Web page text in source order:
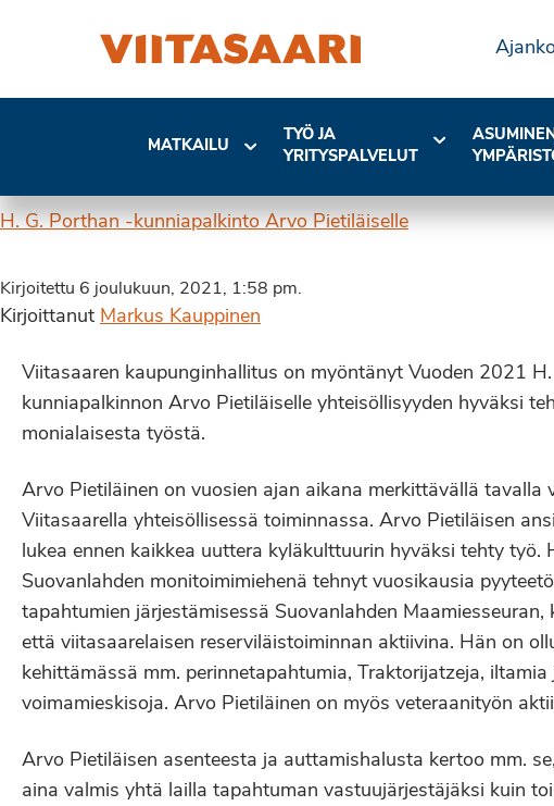
MATKAILU
TYÖ JA
YRITYSPALVELUT
H. G. Porthan -kunniapalkinto Arvo Pietiläiselle
Kirjoitettu 6 joulukuun, 2021, 1:58 pm.
Kirjoittanut Markus Kauppinen
Viitasaaren kaupunginhallitus on myöntänyt Vuoden 2021
kunniapalkinnon Arvo Pietiläiselle yhteisöllisyyden hyväksi
monialaisesta työstä.
Arvo Pietiläinen on vuosien ajan aikana merkittävällä tavalla
Viitasaarella yhteisöllisessä toiminnassa. Arvo Pietiläisen
lukea ennen kaikkea uuttera kyläkulttuurin hyväksi tehty työ.
Suovanlahden monitoimimiehenä tehnyt vuosikausia
tapahtumien järjestämisessä Suovanlahden Maamiesseuran,
että viitasaarelaisen reserviläistoiminnan aktiivina. Hän on
kehittämässä mm. perinnetapahtumia, Traktorijatzeja, iltamia
voimamieskisoja. Arvo Pietiläinen on myös veteraanityön
Arvo Pietiläisen asenteesta ja auttamishalusta kertoo mm.
aina valmis yhtä lailla tapahtuman vastuujärjestäjäksi kuin